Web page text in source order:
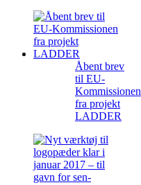
Åbent brev
til EU-
Kommissionen
fra projekt
LADDER